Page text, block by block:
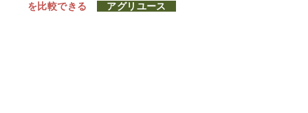
を比較できる
アグリユース